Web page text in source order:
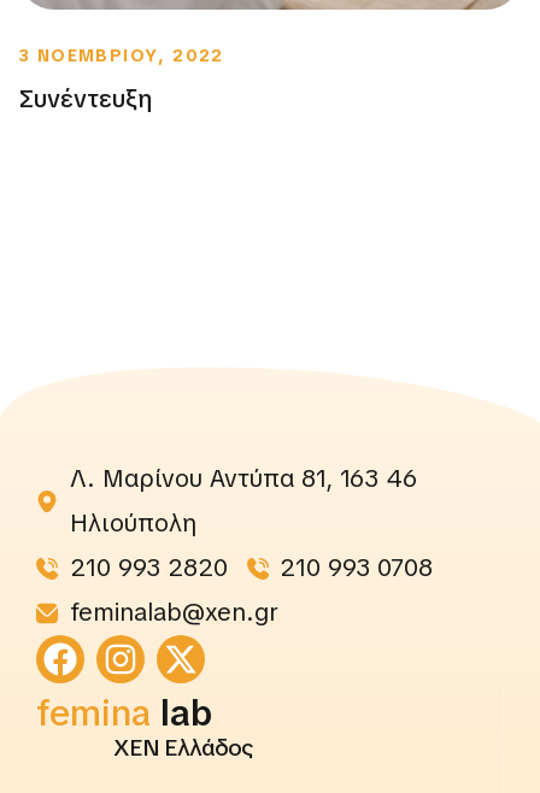
3 ΝΟΕΜΒΡΙΟΥ, 2022
Συνέντευξη
Λ. Μαρίνου Αντύπα 81, 163 46
Ηλιούπολη
210 993 2820
210 993 0708
feminalab@xen.gr
femina lab
ΧΕΝ Ελλάδος